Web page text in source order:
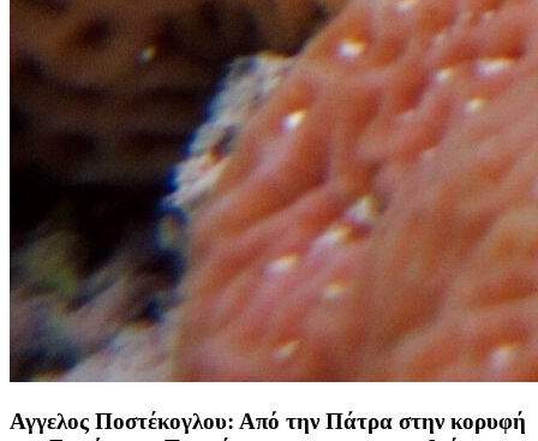
Αγγελος Ποστέκογλου: Από την Πάτρα στην κορυφή